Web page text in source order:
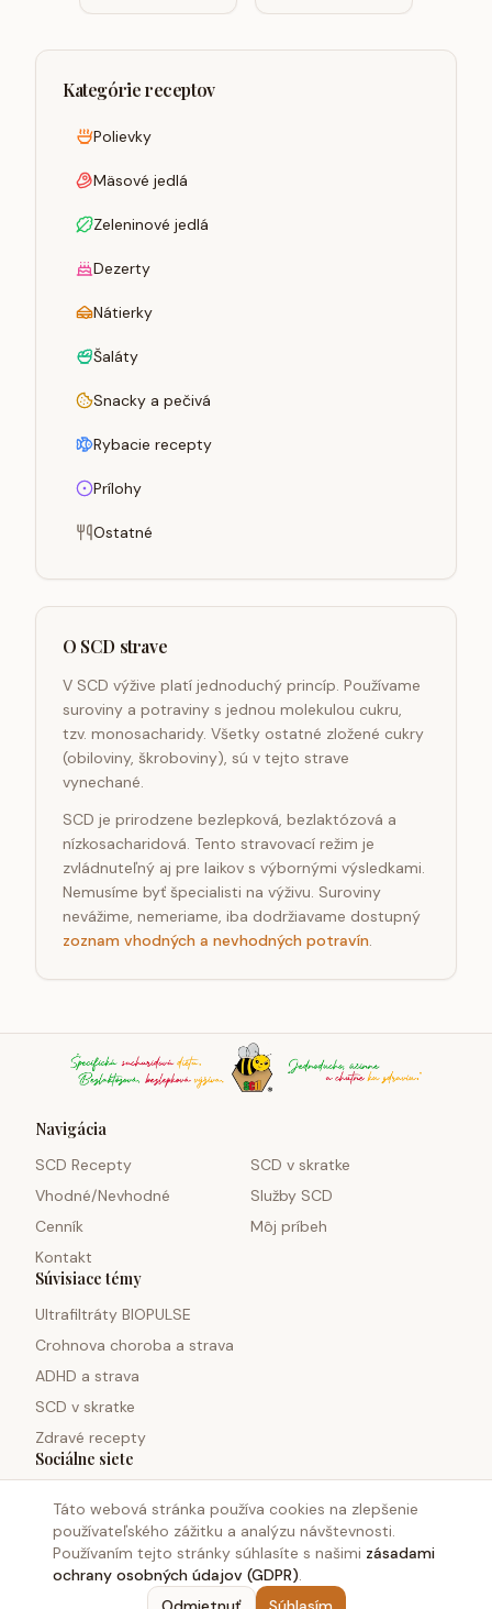
Táto webová stránka používa cookies na zlepšenie
používateľského zážitku a analýzu návštevnosti.
Používaním tejto stránky súhlasíte s našimi zásadami
ochrany osobných údajov (GDPR).
Kategórie receptov
Polievky
Mäsové jedlá
Zeleninové jedlá
Dezerty
Nátierky
Šaláty
Snacky a pečivá
Rybacie recepty
Prílohy
Ostatné
O SCD strave
V SCD výžive platí jednoduchý princíp. Používame
suroviny a potraviny s jednou molekulou cukru,
tzv. monosacharidy. Všetky ostatné zložené cukry
(obiloviny, škroboviny), sú v tejto strave
vynechané.
SCD je prirodzene bezlepková, bezlaktózová a
nízkosacharidová. Tento stravovací režim je
zvládnuteľný aj pre laikov s výbornými výsledkami.
Nemusíme byť špecialisti na výživu. Suroviny
nevážime, nemeriame, iba dodržiavame dostupný
zoznam vhodných a nevhodných potravín.
Navigácia
SCD Recepty
SCD v skratke
Vhodné/Nevhodné
Služby SCD
Cenník
Môj príbeh
Kontakt
Súvisiace témy
Ultrafiltráty BIOPULSE
Crohnova choroba a strava
ADHD a strava
SCD v skratke
Zdravé recepty
Sociálne siete
©2026Monosacharid.sk. Všetky práva vyhradené.